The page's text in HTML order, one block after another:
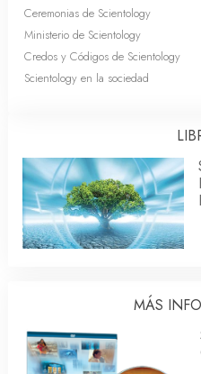
Ceremonias de Scientology
Ministerio de Scientology
Credos y Códigos de Scientology
Scientology en la sociedad
MÁS